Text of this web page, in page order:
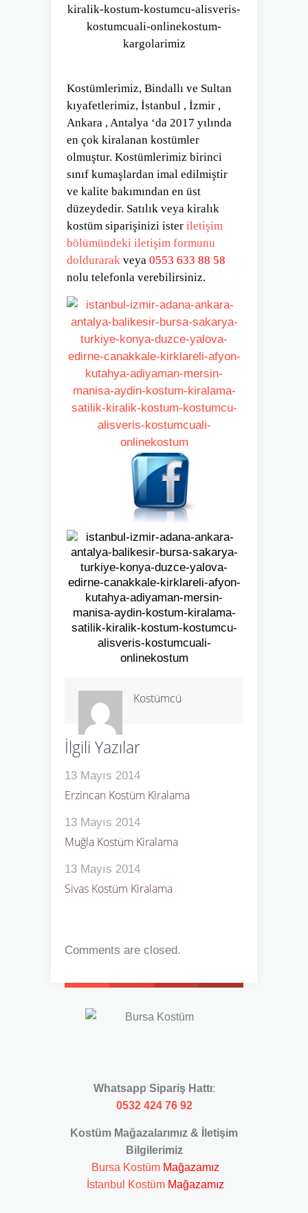
Kostümlerimiz, Bindallı ve Sultan
kıyafetlerimiz, İstanbul , İzmir ,
Ankara , Antalya ‘da 2017 yılında
en çok kiralanan kostümler
olmuştur. Kostümlerimiz birinci
sınıf kumaşlardan imal edilmiştir
ve kalite bakımından en üst
düzeydedir. Satılık veya kiralık
kostüm siparişinizi ister iletişim
bölümündeki iletişim formunu
doldurarakveya 0553 633 88 58
nolu telefonla verebilirsiniz.
Kostümcü
İlgili Yazılar
13 Mayıs 2014
Erzincan Kostüm Kiralama
13 Mayıs 2014
Muğla Kostüm Kiralama
13 Mayıs 2014
Sivas Kostüm Kiralama
Comments are closed.
Whatsapp Sipariş Hattı:
0532 424 76 92
Kostüm Mağazalarımız & İletişim
Bilgilerimiz
Bursa Kostüm Mağazamız
İstanbul Kostüm Mağazamız